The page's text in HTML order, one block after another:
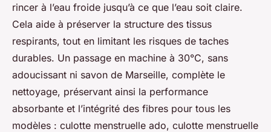
rincer à l’eau froide jusqu’à ce que l’eau soit claire.
Cela aide à préserver la structure des tissus
respirants, tout en limitant les risques de taches
durables. Un passage en machine à 30°C, sans
adoucissant ni savon de Marseille, complète le
nettoyage, préservant ainsi la performance
absorbante et l’intégrité des fibres pour tous les
modèles : culotte menstruelle ado, culotte menstruelle